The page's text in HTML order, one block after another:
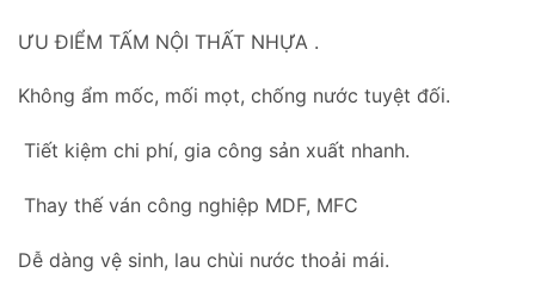
ƯU ĐIỂM TẤM NỘI THẤT NHỰA .
Không ẩm mốc, mối mọt, chống nước tuyệt đối.
Tiết kiệm chi phí, gia công sản xuất nhanh.
Thay thế ván công nghiệp MDF, MFC
Dễ dàng vệ sinh, lau chùi nước thoải mái.